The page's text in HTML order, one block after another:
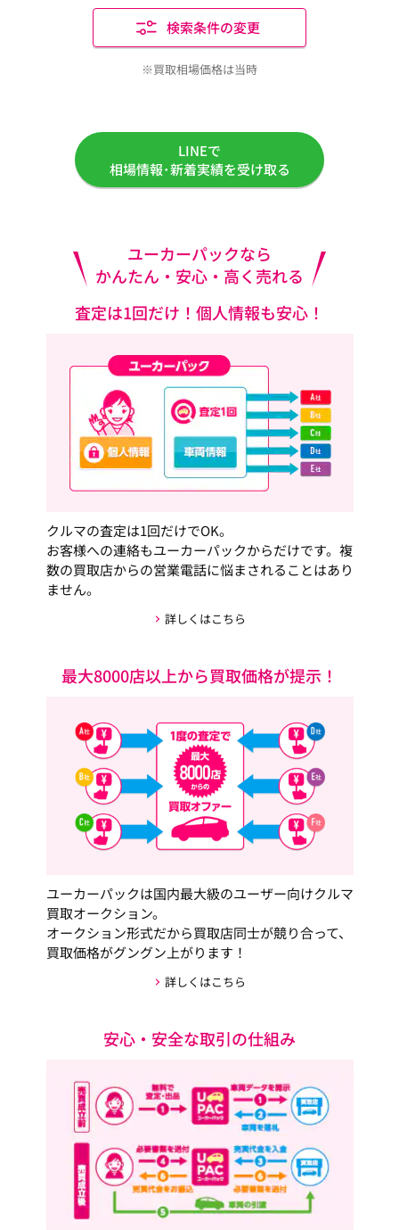
検索条件の変更
※買取相場価格は当時
LINEで
相場情報･新着実績を受け取る
ユーカーパックなら
かんたん・安心・高く売れる
査定は1回だけ！個人情報も安心！
クルマの査定は1回だけでOK。
お客様への連絡もユーカーパックからだけです。複
数の買取店からの営業電話に悩まされることはあり
ません。
詳しくはこちら
最大8000店以上から買取価格が提示！
ユーカーパックは国内最大級のユーザー向けクルマ
買取オークション。
オークション形式だから買取店同士が競り合って、
買取価格がグングン上がります！
詳しくはこちら
安心・安全な取引の仕組み